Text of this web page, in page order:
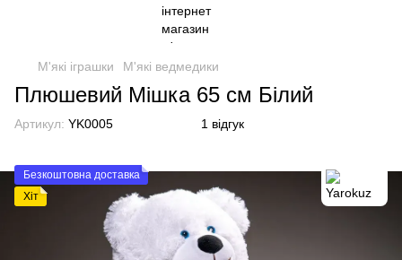
М'які іграшки М'які ведмедики
Плюшевий Мішка 65 см Білий
Артикул: YK0005 1 відгук
Безкоштовна доставка
Хіт